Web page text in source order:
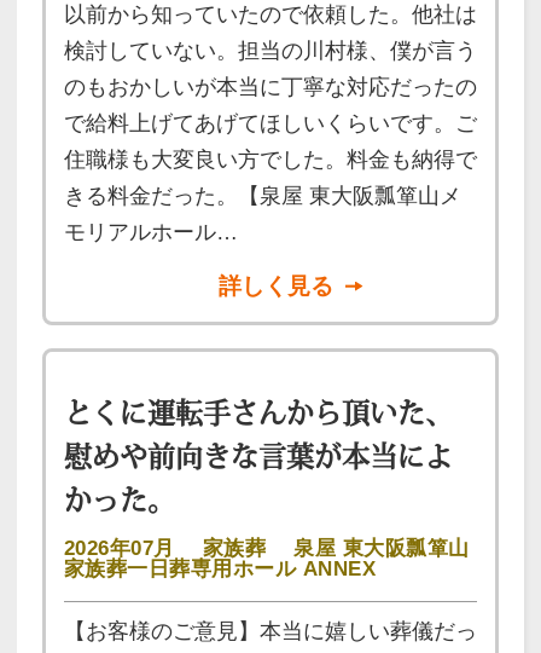
以前から知っていたので依頼した。他社は
検討していない。担当の川村様、僕が言う
のもおかしいが本当に丁寧な対応だったの
で給料上げてあげてほしいくらいです。ご
住職様も大変良い方でした。料金も納得で
きる料金だった。【泉屋 東大阪瓢箪山メ
モリアルホール…
詳しく見る
とくに運転手さんから頂いた、
慰めや前向きな言葉が本当によ
かった。
2026年07月 家族葬
泉屋 東大阪瓢箪山
家族葬一日葬専用ホール ANNEX
【お客様のご意見】本当に嬉しい葬儀だっ